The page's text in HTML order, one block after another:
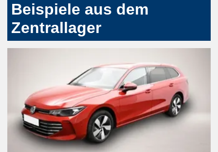
Beispiele aus dem
Zentrallager